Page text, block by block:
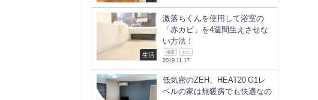
生活
激落ちくんを使用して浴室の
「赤カビ」を4週間生えさせな
い方法！
浴室 カビ
2019.11.17
低気密のZEH、HEAT20 G1レ
ベルの家は無暖房でも快適なの